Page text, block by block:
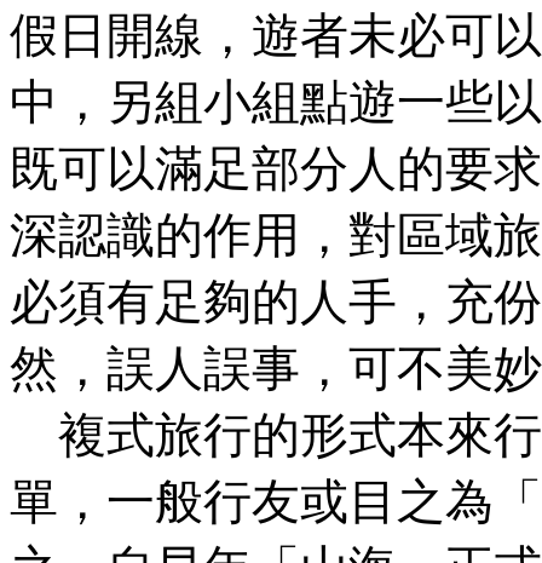
假日開線，遊者未必可
中，另組小組點遊一些
既可以滿足部分人的要
深認識的作用，對區域
必須有足夠的人手，充
然，誤人誤事，可不美
複式旅行的形式本來
單，一般行友或目之為